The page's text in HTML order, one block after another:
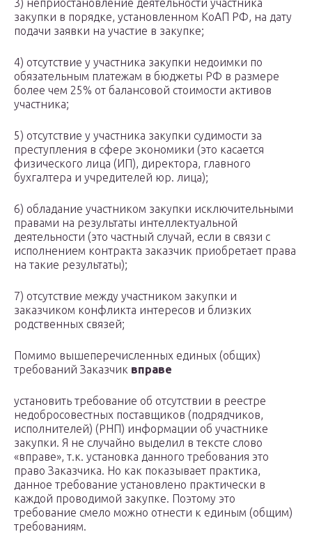
3) неприостановление деятельности участника
закупки в порядке, установленном КоАП РФ, на дату
подачи заявки на участие в закупке;
4) отсутствие у участника закупки недоимки по
обязательным платежам в бюджеты РФ в размере
более чем 25% от балансовой стоимости активов
участника;
5) отсутствие у участника закупки судимости за
преступления в сфере экономики (это касается
физического лица (ИП), директора, главного
бухгалтера и учредителей юр. лица);
6) обладание участником закупки исключительными
правами на результаты интеллектуальной
деятельности (это частный случай, если в связи с
исполнением контракта заказчик приобретает права
на такие результаты);
7) отсутствие между участником закупки и
заказчиком конфликта интересов и близких
родственных связей;
Помимо вышеперечисленных единых (общих)
требований Заказчик вправе
установить требование об отсутствии в реестре
недобросовестных поставщиков (подрядчиков,
исполнителей) (РНП) информации об участнике
закупки. Я не случайно выделил в тексте слово
«вправе», т.к. установка данного требования это
право Заказчика. Но как показывает практика,
данное требование установлено практически в
каждой проводимой закупке. Поэтому это
требование смело можно отнести к единым (общим)
требованиям.